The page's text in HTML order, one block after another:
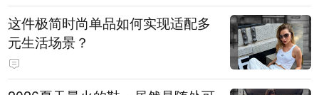
这件极简时尚单品如何实现适配多
元生活场景？